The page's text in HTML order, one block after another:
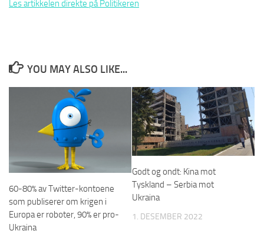
Les artikkelen direkte på Politikeren
YOU MAY ALSO LIKE...
60-80% av Twitter-kontoene
som publiserer om krigen i
Europa er roboter, 90% er pro-
Ukraina
Godt og ondt: Kina mot
Tyskland – Serbia mot
Ukraina
1. DESEMBER 2022